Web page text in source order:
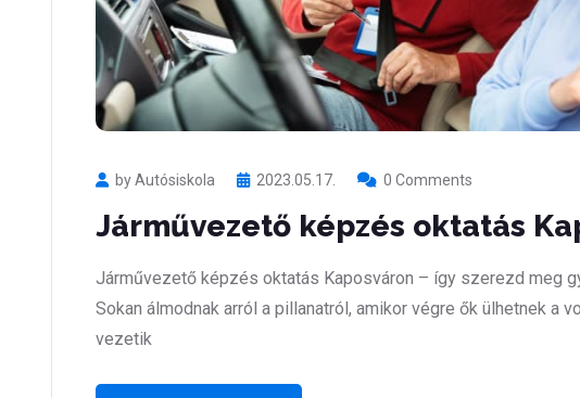
by Autósiskola 2023.05.17. 0 Comments
Járművezető képzés oktatás
Járművezető képzés oktatás Kaposváron – így szerezd meg
Sokan álmodnak arról a pillanatról, amikor végre ők ülhetnek a
vezetik